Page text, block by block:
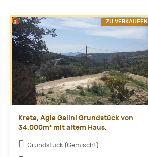
Kreta, Agia Galini Grundstück von
34.000m² mit altem Haus.
Grundstück (Gemischt)
ZU VERKAUFEN